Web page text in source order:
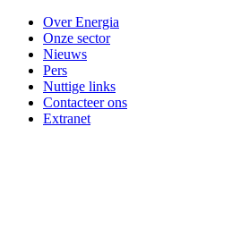
Over Energia
Onze sector
Nieuws
Pers
Nuttige links
Contacteer ons
Extranet